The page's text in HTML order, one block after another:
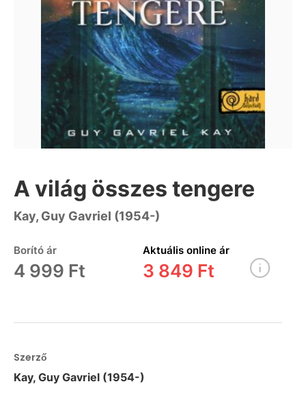
A világ összes tengere
Kay, Guy Gavriel (1954-)
Borító ár
4 999 Ft
Aktuális online ár
3 849 Ft
Szerző
Kay, Guy Gavriel (1954-)